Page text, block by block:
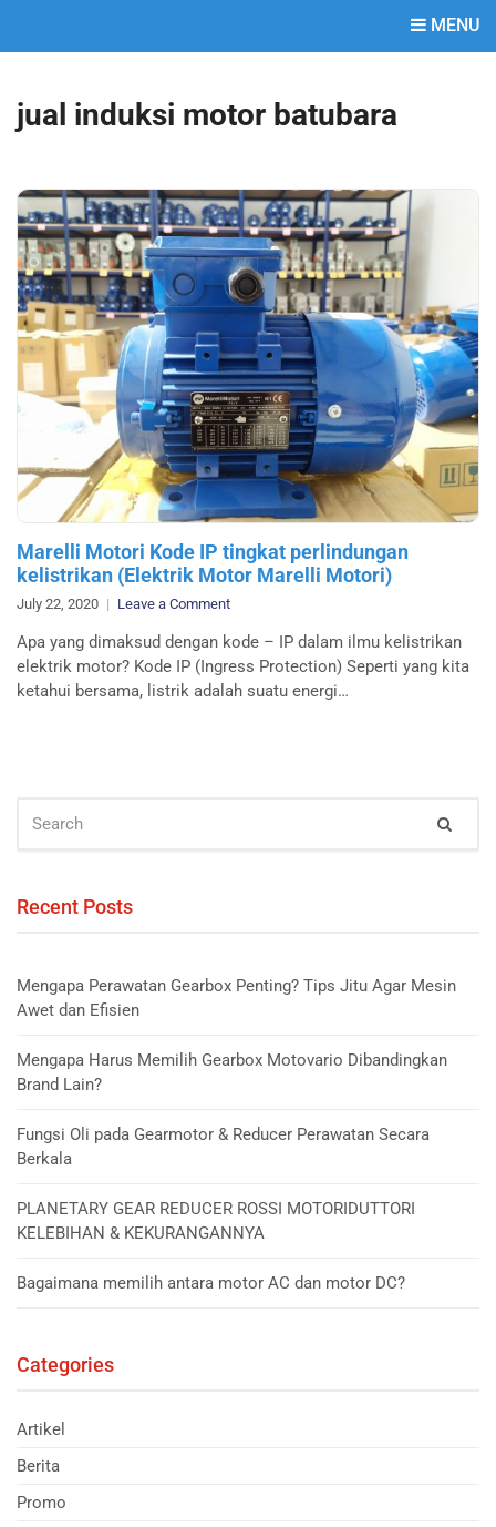
MENU
jual induksi motor batubara
Marelli Motori Kode IP tingkat perlindungan
kelistrikan (Elektrik Motor Marelli Motori)
July 22, 2020 Leave a Commenton
Motori
Kode
IP
Apa yang dimaksud dengan kode – IP dalam ilmu kelistrikan
elektrik motor? Kode IP (Ingress Protection) Seperti yang kita
ketahui bersama, listrik adalah suatu energi…
FOR:
Recent Posts
Mengapa Perawatan Gearbox Penting? Tips Jitu Agar Mesin
Awet dan Efisien
Mengapa Harus Memilih Gearbox Motovario Dibandingkan
Brand Lain?
Fungsi Oli pada Gearmotor & Reducer Perawatan Secara
Berkala
PLANETARY GEAR REDUCER ROSSI MOTORIDUTTORI
KELEBIHAN & KEKURANGANNYA
Bagaimana memilih antara motor AC dan motor DC?
Categories
Artikel
Berita
Promo